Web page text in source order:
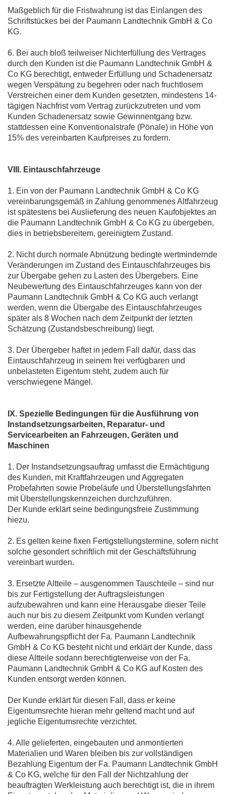
Maßgeblich für die Fristwahrung ist das Einlangen des
Schriftstückes bei der Paumann Landtechnik GmbH & Co
KG.
6. Bei auch bloß teilweiser Nichterfüllung des Vertrages
durch den Kunden ist die Paumann Landtechnik GmbH &
Co KG berechtigt, entweder Erfüllung und Schadenersatz
wegen Verspätung zu begehren oder nach fruchtlosem
Verstreichen einer dem Kunden gesetzten, mindestens 14-
tägigen Nachfrist vom Vertrag zurückzutreten und vom
Kunden Schadenersatz sowie Gewinnentgang bzw.
stattdessen eine Konventionalstrafe (Pönale) in Höhe von
15% des vereinbarten Kaufpreises zu fordern.
VIII. Eintauschfahrzeuge
1. Ein von der Paumann Landtechnik GmbH & Co KG
vereinbarungsgemäß in Zahlung genommenes Altfahrzeug
ist spätestens bei Auslieferung des neuen Kaufobjektes an
die Paumann Landtechnik GmbH & Co KG zu übergeben,
dies in betriebsbereitem, gereinigtem Zustand.
2. Nicht durch normale Abnützung bedingte wertmindernde
Veränderungen im Zustand des Eintauschfahrzeuges bis
zur Übergabe gehen zu Lasten des Übergebers. Eine
Neubewertung des Eintauschfahrzeuges kann von der
Paumann Landtechnik GmbH & Co KG auch verlangt
werden, wenn die Übergabe des Eintauschfahrzeuges
später als 8 Wochen nach dem Zeitpunkt der letzten
Schätzung (Zustandsbeschreibung) liegt.
3. Der Übergeber haftet in jedem Fall dafür, dass das
Eintauschfahrzeug in seinem frei verfügbaren und
unbelasteten Eigentum steht, zudem auch für
verschwiegene Mängel.
IX. Spezielle Bedingungen für die Ausführung von
Instandsetzungsarbeiten, Reparatur- und
Servicearbeiten an Fahrzeugen, Geräten und
Maschinen
1. Der Instandsetzungsauftrag umfasst die Ermächtigung
des Kunden, mit Kraftfahrzeugen und Aggregaten
Probefahrten sowie Probeläufe und Überstellungsfahrten
mit Überstellungskennzeichen durchzuführen.
Der Kunde erklärt seine bedingungsfreie Zustimmung
hiezu.
2. Es gelten keine fixen Fertigstellungstermine, sofern nicht
solche gesondert schriftlich mit der Geschäftsführung
vereinbart wurden.
3. Ersetzte Altteile – ausgenommen Tauschteile – sind nur
bis zur Fertigstellung der Auftragsleistungen
aufzubewahren und kann eine Herausgabe dieser Teile
auch nur bis zu diesem Zeitpunkt vom Kunden verlangt
werden, eine darüber hinausgehende
Aufbewahrungspflicht der Fa. Paumann Landtechnik
GmbH & Co KG besteht nicht und erklärt der Kunde, dass
diese Altteile sodann berechtigterweise von der Fa.
Paumann Landtechnik GmbH & Co KG auf Kosten des
Kunden entsorgt werden können.
Der Kunde erklärt für diesen Fall, dass er keine
Eigentumsrechte hieran mehr geltend macht und auf
jegliche Eigentumsrechte verzichtet.
4. Alle gelieferten, eingebauten und anmontierten
Materialien und Waren bleiben bis zur vollständigen
Bezahlung Eigentum der Fa. Paumann Landtechnik GmbH
& Co KG, welche für den Fall der Nichtzahlung der
beauftragten Werkleistung auch berechtigt ist, die in ihrem